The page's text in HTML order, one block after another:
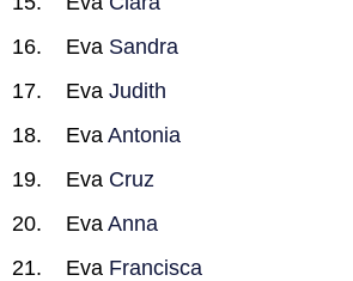
Eva Sandra
Eva Judith
Eva Antonia
Eva Cruz
Eva Anna
Eva Francisca